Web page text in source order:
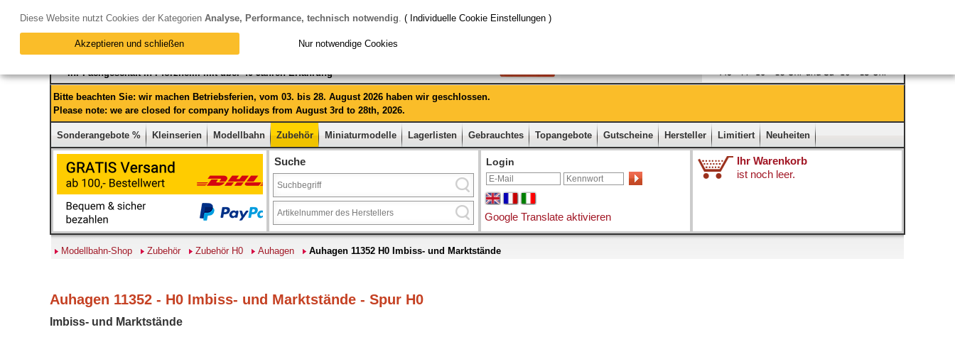
Ihr Fachgeschäft in Pforzheim mit über 40 Jahren Erfahrung
Bitte beachten Sie: wir machen Betriebsferien, vom 03. bis 28. August 2026 haben wir geschlossen.
Please note: we are closed for company holidays from August 3rd to 28th, 2026.
Sonderangebote % Kleinserien Modellbahn Zubehör Miniaturmodelle Lagerlisten Gebrauchtes Topangebote Gutscheine Hersteller Limitiert Neuheiten
Suche Login
Google Translate aktivieren
Ihr Warenkorb
ist noch leer.
Modellbahn-Shop Zubehör Zubehör H0 Auhagen Auhagen 11352 H0 Imbiss- und Marktstände
Auhagen 11352 - H0 Imbiss- und Marktstände - Spur H0
Imbiss- und Marktstände
Diese Website nutzt Cookies der Kategorien Analyse, Performance, technisch notwendig. ( Individuelle Cookie Einstellungen )
Akzeptieren und schließen Nur notwendige Cookies